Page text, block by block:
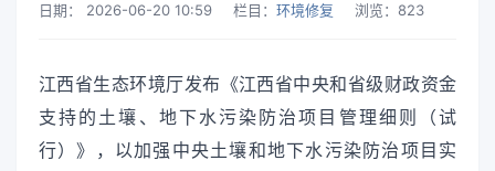
日期： 2026-06-20 10:59 栏目： 环境修复 浏览： 823
江西省生态环境厅发布《江西省中央和省级财政资金
支持的土壤、地下水污染防治项目管理细则（试
行）》，以加强中央土壤和地下水污染防治项目实